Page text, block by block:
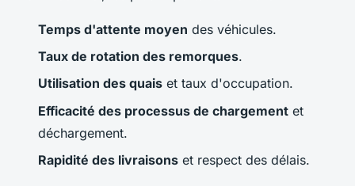
Temps d'attente moyen des véhicules.
Taux de rotation des remorques.
Utilisation des quais et taux d'occupation.
Efficacité des processus de chargement et
déchargement.
Rapidité des livraisons et respect des délais.